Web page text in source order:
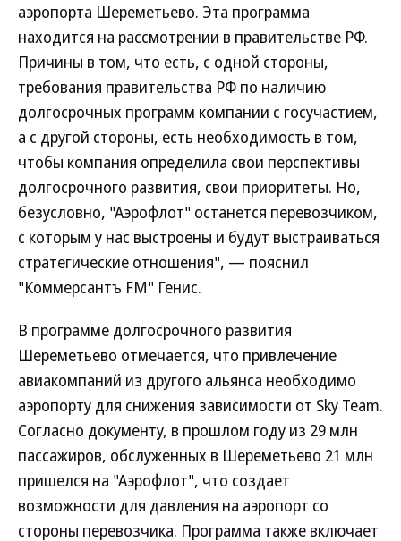
аэропорта Шереметьево. Эта программа
находится на рассмотрении в правительстве РФ.
Причины в том, что есть, с одной стороны,
требования правительства РФ по наличию
долгосрочных программ компании с госучастием,
а с другой стороны, есть необходимость в том,
чтобы компания определила свои перспективы
долгосрочного развития, свои приоритеты. Но,
безусловно, "Аэрофлот" останется перевозчиком,
с которым у нас выстроены и будут выстраиваться
стратегические отношения", — пояснил
"Коммерсантъ FM" Генис.
В программе долгосрочного развития
Шереметьево отмечается, что привлечение
авиакомпаний из другого альянса необходимо
аэропорту для снижения зависимости от Sky Team.
Согласно документу, в прошлом году из 29 млн
пассажиров, обслуженных в Шереметьево 21 млн
пришелся на "Аэрофлот", что создает
возможности для давления на аэропорт со
стороны перевозчика. Программа также включает